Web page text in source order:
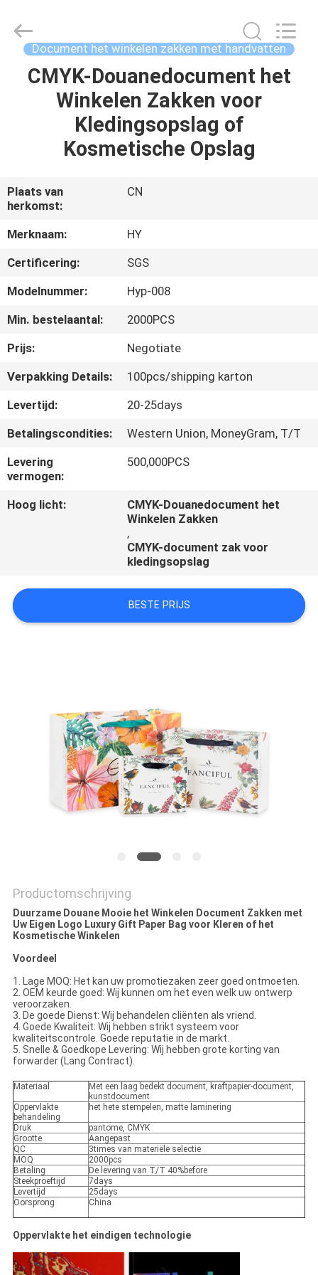
HUIS
PRODUCTEN
ONS
FABRIEKSTOCHT
KWALITEITSCONTROLE
NEEM
CONTACT
MET
ONS
OP
VRAAG
OFFERTE
Handvatten
Leverancier.
Copyright
giftpackingboxes.com.
Document het winkelen zakken met handvatten
CMYK-Douanedocument het
Winkelen Zakken voor
Kledingsopslag of
Kosmetische Opslag
Plaats van
herkomst:
CN
Merknaam:
HY
Certificering:
SGS
Modelnummer:
Hyp-008
Min. bestelaantal:
2000PCS
Prijs:
Negotiate
Verpakking Details:
100pcs/shipping karton
Levertijd:
20-25days
Betalingscondities:
Western Union, MoneyGram, T/T
Levering
vermogen:
500,000PCS
Hoog licht:
CMYK-Douanedocument het
Winkelen Zakken
,
CMYK-document zak voor
kledingsopslag
BESTE PRIJS
Productomschrijving
Duurzame Douane Mooie het Winkelen Document Zakken met
Uw Eigen Logo Luxury Gift Paper Bag voor Kleren of het
Kosmetische Winkelen
Voordeel
1. Lage MOQ: Het kan uw promotiezaken zeer goed ontmoeten.
2. OEM keurde goed: Wij kunnen om het even welk uw ontwerp
veroorzaken.
3. De goede Dienst: Wij behandelen cliënten als vriend.
4. Goede Kwaliteit: Wij hebben strikt systeem voor
kwaliteitscontrole. Goede reputatie in de markt.
5. Snelle & Goedkope Levering: Wij hebben grote korting van
forwarder (Lang Contract).
Materiaal
Met een laag bedekt document, kraftpapier-document,
kunstdocument
Oppervlakte
behandeling
het hete stempelen, matte laminering
Druk
pantome, CMYK
Grootte
Aangepast
QC
3times van materiële selectie
MOQ
2000pcs
Betaling
De levering van T/T 40%before
Steekproeftijd
7days
Levertijd
25days
Oorsprong
China
Oppervlakte het eindigen technologie